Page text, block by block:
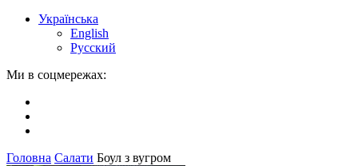
Українська
English
Русский
Ми в соцмережах:
Головна Салати Боул з вугром